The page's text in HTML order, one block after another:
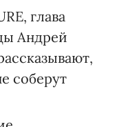
глава
Андрей
соберут